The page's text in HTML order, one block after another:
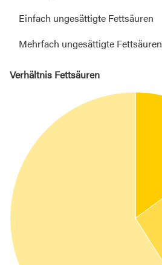
Einfach ungesättigte Fettsäuren
Mehrfach ungesättigte Fettsäuren
Verhältnis Fettsäuren